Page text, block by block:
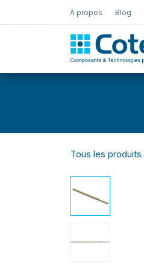
À propos Blog
Tous les produits